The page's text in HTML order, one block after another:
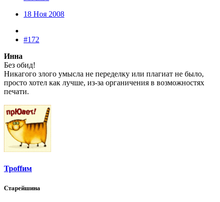
18 Ноя 2008
#172
Инна
Без обид!
Никагого злого умысла не переделку или плагиат не было,
просто хотел как лучше, из-за органичения в возможностях
печати.
Троffим
Старейшина